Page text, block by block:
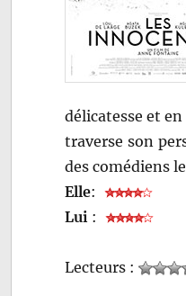
délicatesse et
traverse son
des comédiens
Elle:
Lui :
Lecteurs :